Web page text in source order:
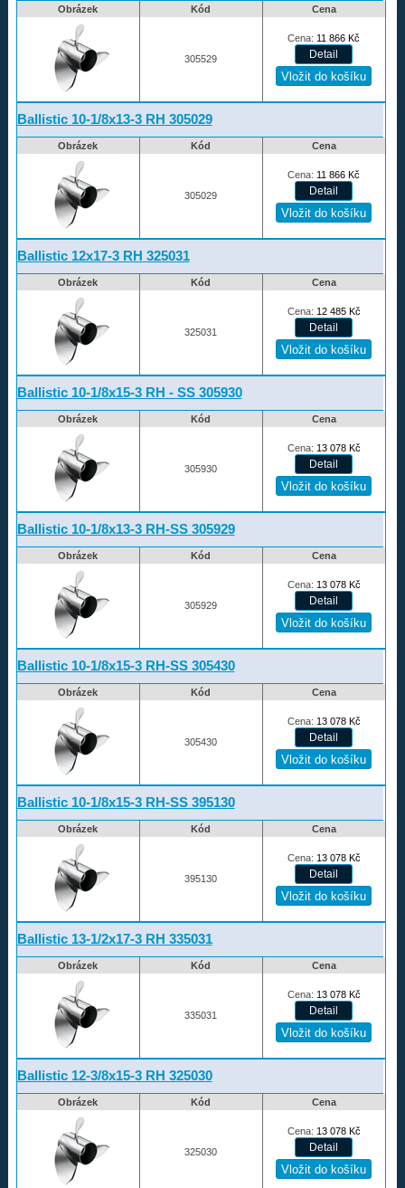
Volvo-Duo propellers
Amita
Redukční pouzdra XHS
Aktuality
Nákupní řád
Reklamační řád
Úvod
733 327 427
Obrázek Kód Cena
305529
Cena: 11 866 Kč
Ballistic 10-1/8x13-3 RH 305029
Obrázek Kód Cena
305029
Cena: 11 866 Kč
Ballistic 12x17-3 RH 325031
Obrázek Kód Cena
325031
Cena: 12 485 Kč
Ballistic 10-1/8x15-3 RH - SS 305930
Obrázek Kód Cena
305930
Cena: 13 078 Kč
Ballistic 10-1/8x13-3 RH-SS 305929
Obrázek Kód Cena
305929
Cena: 13 078 Kč
Ballistic 10-1/8x15-3 RH-SS 305430
Obrázek Kód Cena
305430
Cena: 13 078 Kč
Ballistic 10-1/8x15-3 RH-SS 395130
Obrázek Kód Cena
395130
Cena: 13 078 Kč
Ballistic 13-1/2x17-3 RH 335031
Obrázek Kód Cena
335031
Cena: 13 078 Kč
Ballistic 12-3/8x15-3 RH 325030
Obrázek Kód Cena
325030
Cena: 13 078 Kč